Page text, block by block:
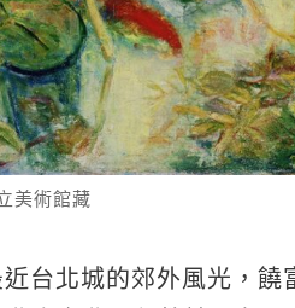
美術館藏
台北城的郊外風光，